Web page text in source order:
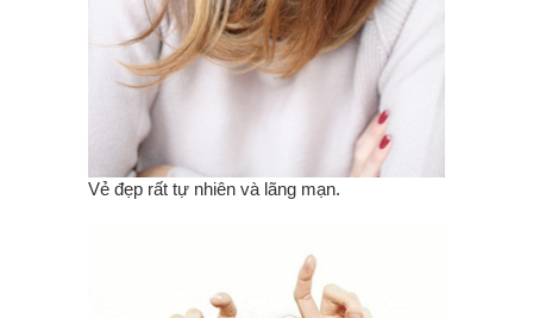
Vẻ đẹp rất tự nhiên và lãng mạn.